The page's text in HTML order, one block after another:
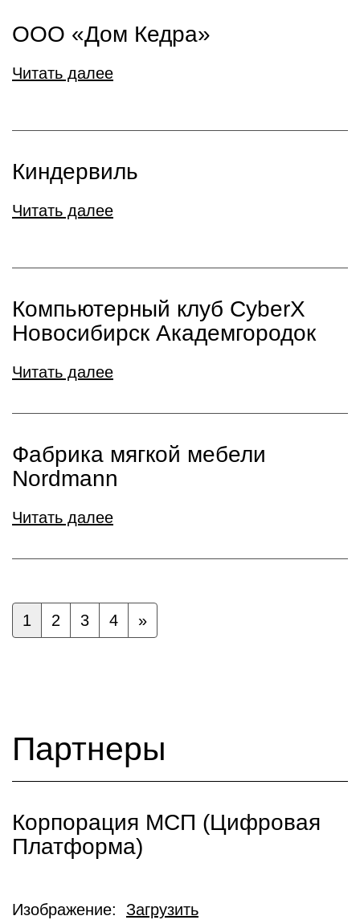
ООО «Дом Кедра»
Читать далее
Киндервиль
Читать далее
Компьютерный клуб CyberX
Новосибирск Академгородок
Читать далее
Фабрика мягкой мебели
Nordmann
Читать далее
1 2 3 4 »
Партнеры
Корпорация МСП (Цифровая
Платформа)
Изображение: Загрузить